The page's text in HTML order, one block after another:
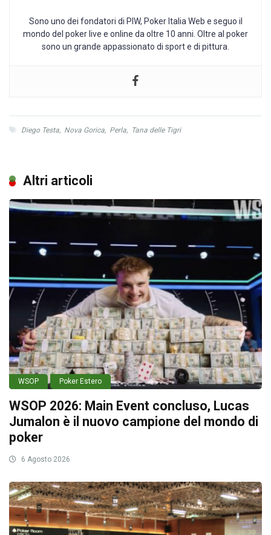
Sono uno dei fondatori di PIW, Poker Italia Web e seguo il
mondo del poker live e online da oltre 10 anni. Oltre al poker
sono un grande appassionato di sport e di pittura.
Diego Testa, Nova Gorica, Perla, Tana delle Tigri
Altri articoli
WSOP Poker Estero
WSOP 2026: Main Event concluso, Lucas
Jumalon è il nuovo campione del mondo di
poker
6 Agosto 2026